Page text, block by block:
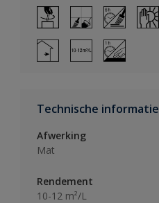
Technische informatie
Afwerking
Mat
Rendement
10-12 m²/L